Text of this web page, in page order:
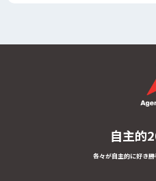
自主的
各々が自主的に好き